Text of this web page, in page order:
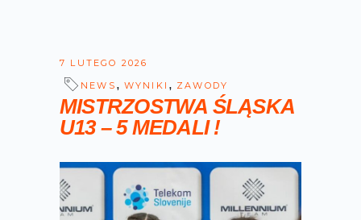
7 LUTEGO 2026
NEWS , WYNIKI , ZAWODY
MISTRZOSTWA ŚLĄSKA
U13 – 5 MEDALI !